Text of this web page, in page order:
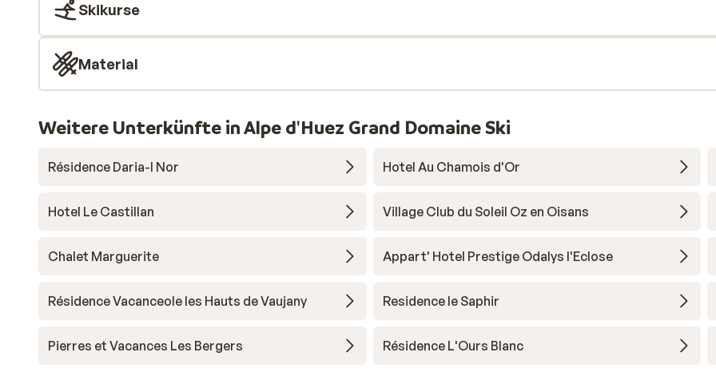
Skikurse
Material
Weitere Unterkünfte in Alpe d'Huez Grand Domaine Ski
Résidence Daria-I Nor Hotel Au Chamois d'Or
Hotel Le Castillan Village Club du Soleil Oz en Oisans
Chalet Marguerite Appart' Hotel Prestige Odalys l'Eclose
Résidence Vacanceole les Hauts de Vaujany Residence le Saphir
Pierres et Vacances Les Bergers Résidence L'Ours Blanc